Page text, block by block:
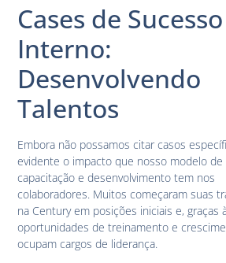
Cases de Sucesso
Interno:
Desenvolvendo
Talentos
Embora não possamos citar casos
evidente o impacto que nosso modelo de
capacitação e desenvolvimento tem nos
colaboradores. Muitos começaram suas
na Century em posições iniciais e, graças
oportunidades de treinamento e
ocupam cargos de liderança.